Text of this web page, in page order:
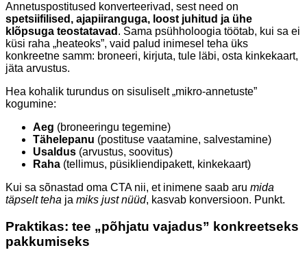
Annetuspostitused konverteerivad, sest need on
spetsiifilised, ajapiiranguga, loost juhitud ja ühe
klõpsuga teostatavad . Sama psühholoogia töötab, kui sa ei
küsi raha „heateoks”, vaid palud inimesel teha üks
konkreetne samm: broneeri, kirjuta, tule läbi, osta kinkekaart,
jäta arvustus.
Hea kohalik turundus on sisuliselt „mikro-annetuste”
kogumine:
Aeg (broneeringu tegemine)
Tähelepanu (postituse vaatamine, salvestamine)
Usaldus (arvustus, soovitus)
Raha (tellimus, püsikliendipakett, kinkekaart)
Kui sa sõnastad oma CTA nii, et inimene saab aru mida
täpselt teha ja miks just nüüd, kasvab konversioon. Punkt.
Praktikas: tee „põhjatu vajadus” konkreetseks
pakkumiseks